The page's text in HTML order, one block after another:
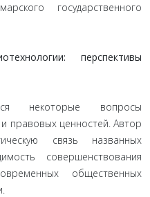
государственного
перспективы
некоторые вопросы
правовых ценностей. Автор
связь названных
совершенствования
общественных